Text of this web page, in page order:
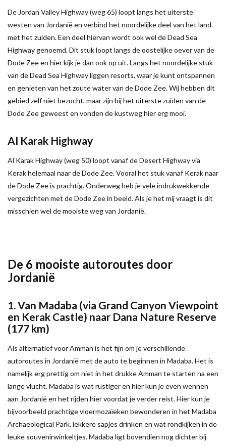
De Jordan Valley Highway (weg 65) loopt langs het uiterste
westen van Jordanië en verbind het noordelijke deel van het land
met het zuiden. Een deel hiervan wordt ook wel de Dead Sea
Highway genoemd. Dit stuk loopt langs de oostelijke oever van de
Dode Zee en hier kijk je dan ook op uit. Langs het noordelijke stuk
van de Dead Sea Highway liggen resorts, waar je kunt ontspannen
en genieten van het zoute water van de Dode Zee. Wij hebben dit
gebied zelf niet bezocht, maar zijn bij het uiterste zuiden van de
Dode Zee geweest en vonden de kustweg hier erg mooi.
Al Karak Highway
Al Karak Highway (weg 50) loopt vanaf de Desert Highway via
Kerak helemaal naar de Dode Zee. Vooral het stuk vanaf Kerak naar
de Dode Zee is prachtig. Onderweg heb je vele indrukwekkende
vergezichten met de Dode Zee in beeld. Als je het mij vraagt is dit
misschien wel de mooiste weg van Jordanië.
De 6 mooiste autoroutes door
Jordanië
1. Van Madaba (via Grand Canyon Viewpoint
en Kerak Castle) naar Dana Nature Reserve
(177 km)
Als alternatief voor Amman is het fijn om je verschillende
autoroutes in Jordanië met de auto te beginnen in Madaba. Het is
namelijk erg prettig om niet in het drukke Amman te starten na een
lange vlucht. Madaba is wat rustiger en hier kun je even wennen
aan Jordanië en het rijden hier voordat je verder reist. Hier kun je
bijvoorbeeld prachtige vloermozaïeken bewonderen in het Madaba
Archaeological Park, lekkere sapjes drinken en wat rondkijken in de
leuke souvenirwinkeltjes. Madaba ligt bovendien nog dichter bij